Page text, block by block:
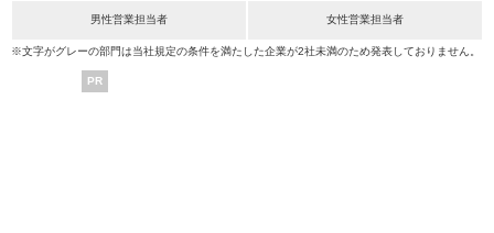
男性営業担当者 女性営業担当者
※文字がグレーの部門は当社規定の条件を満たした企業が2社未満のため発表しておりません。
PR